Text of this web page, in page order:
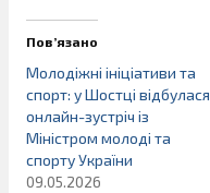
Пов’язано
Молодіжні ініціативи та
спорт: у Шостці відбулася
онлайн-зустріч із
Міністром молоді та
спорту України
09.05.2026